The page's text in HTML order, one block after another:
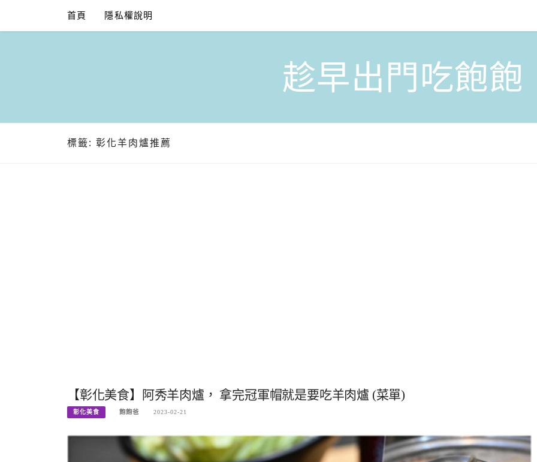
content
首頁 隱私權說明
趁早出門吃飽飽
標籤: 彰化羊肉爐推薦
【彰化美食】阿秀羊肉爐， 拿完冠軍帽就是要吃羊肉爐 (菜單)
彰化美食 飽飽爸 2023-02-21